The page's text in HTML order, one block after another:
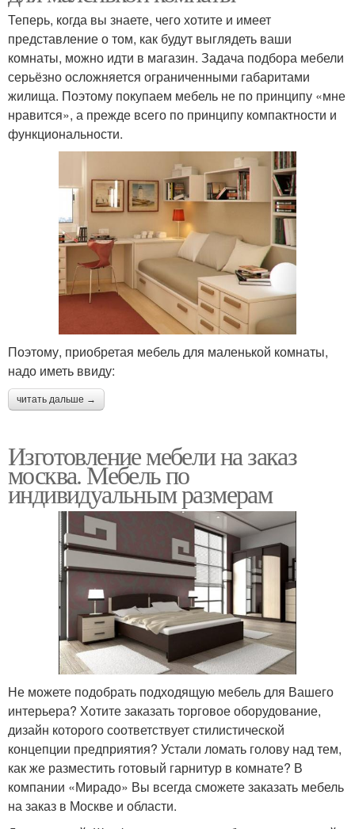
Теперь, когда вы знаете, чего хотите и имеет
представление о том, как будут выглядеть ваши
комнаты, можно идти в магазин. Задача подбора мебели
серьёзно осложняется ограниченными габаритами
жилища. Поэтому покупаем мебель не по принципу «мне
нравится», а прежде всего по принципу компактности и
функциональности.
Поэтому, приобретая мебель для маленькой комнаты,
надо иметь ввиду:
читать дальше →
Изготовление мебели на заказ
москва. Мебель по
индивидуальным размерам
Не можете подобрать подходящую мебель для Вашего
интерьера? Хотите заказать торговое оборудование,
дизайн которого соответствует стилистической
концепции предприятия? Устали ломать голову над тем,
как же разместить готовый гарнитур в комнате? В
компании «Мирадо» Вы всегда сможете заказать мебель
на заказ в Москве и области.